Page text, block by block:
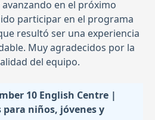
en el próximo
participar en el programa
resultó ser una experiencia
Muy agradecidos por la
del equipo.
10 English Centre |
para niños, jóvenes y